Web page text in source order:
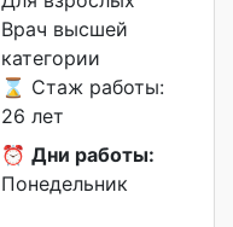
Врач высшей
категории
⌛ Стаж работы:
26 лет
⏰ Дни работы:
Понедельник